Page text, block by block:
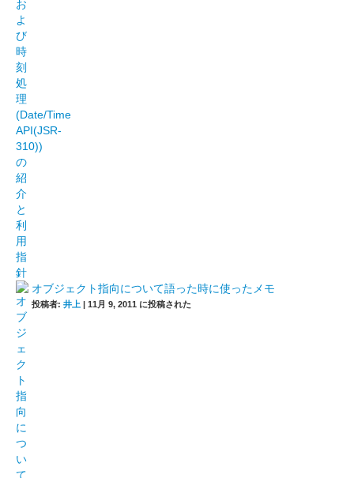
オブジェクト指向について語った時に使ったメモ
投稿者: 井上 | 11月 9, 2011 に投稿された